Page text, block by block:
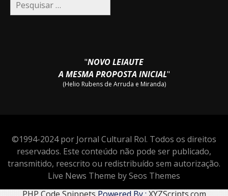
por:
"NOVO LEIAUTE
A MESMA PROPOSTA INICIAL"
(Helio Rubens de Arruda e Miranda)
©1994-2024 por Jornal Cultural Rol. Todos os direitos
reservados. Este conteúdo não pode ser publicado,
transmitido, reescrito ou redistribuído sem autorização.
Live News Theme by Seos Themes